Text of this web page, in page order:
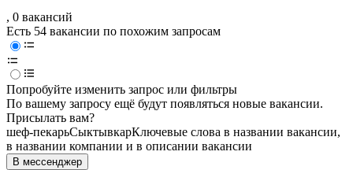
, 0 вакансий
Есть 54 вакансии по похожим запросам
Попробуйте изменить запрос или фильтры
По вашему запросу ещё будут появляться новые вакансии.
Присылать вам?
шеф-пекарьСыктывкарКлючевые слова в названии вакансии,
в названии компании и в описании вакансии
В мессенджер